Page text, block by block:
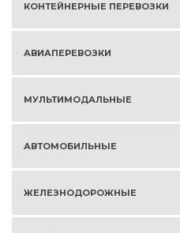
КОНТЕЙНЕРНЫЕ ПЕРЕВОЗКИ
АВИАПЕРЕВОЗКИ
МУЛЬТИМОДАЛЬНЫЕ
АВТОМОБИЛЬНЫЕ
ЖЕЛЕЗНОДОРОЖНЫЕ